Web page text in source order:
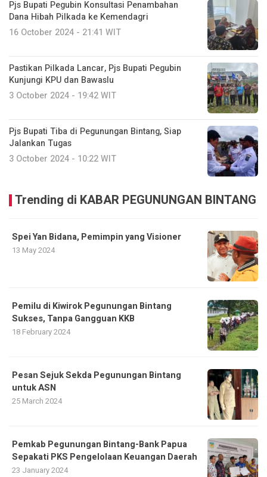
Pjs Bupati Pegubin Konsultasi Penambahan
Dana Hibah Pilkada ke Kemendagri
16 October 2024 - 21:41 WIT
Pastikan Pilkada Lancar, Pjs Bupati Pegubin
Kunjungi KPU dan Bawaslu
3 October 2024 - 19:42 WIT
Pjs Bupati Tiba di Pegunungan Bintang, Siap
Jalankan Tugas
3 October 2024 - 10:22 WIT
Trending di KABAR PEGUNUNGAN BINTANG
Spei Yan Bidana, Pemimpin yang Visioner
13 May 2024
Pemilu di Kiwirok Pegunungan Bintang
Sukses, Tanpa Gangguan KKB
18 February 2024
Pesan Sejuk Sekda Pegunungan Bintang
untuk ASN
25 March 2024
Pemkab Pegunungan Bintang-Bank Papua
Sepakati PKS Pengelolaan Keuangan Daerah
23 January 2024